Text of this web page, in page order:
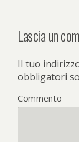
Lascia un
Il tuo
obbligatori
Commento